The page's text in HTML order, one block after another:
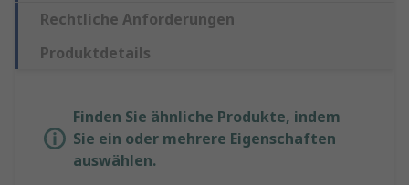
Rechtliche Anforderungen
Produktdetails
Finden Sie ähnliche Produkte, indem
Sie ein oder mehrere Eigenschaften
auswählen.